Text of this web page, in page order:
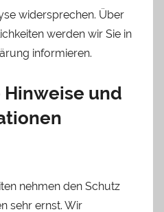
widersprechen. Über
werden wir Sie in
informieren.
und
nehmen den Schutz
sehr ernst. Wir